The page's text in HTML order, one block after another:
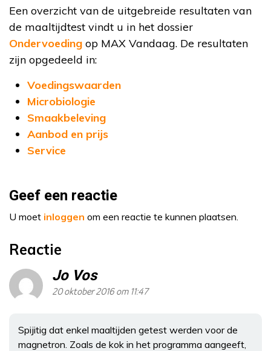
Een overzicht van de uitgebreide resultaten van
de maaltijdtest vindt u in het dossier
Ondervoeding op MAX Vandaag. De resultaten
zijn opgedeeld in:
Voedingswaarden
Microbiologie
Smaakbeleving
Aanbod en prijs
Service
Geef een reactie
U moet inloggen om een reactie te kunnen plaatsen.
Reactie
Jo Vos
20 oktober 2016 om 11:47
Spijitig dat enkel maaltijden getest werden voor de
magnetron. Zoals de kok in het programma aangeeft,